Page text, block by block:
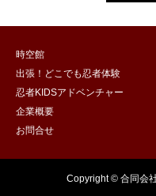
時空館
出張！どこでも忍者体験
忍者KIDSアドベンチャー
企業概要
お問合せ
Copyright © 合同会